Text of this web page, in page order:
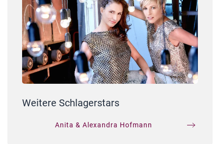
Weitere Schlagerstars
Anita & Alexandra Hofmann